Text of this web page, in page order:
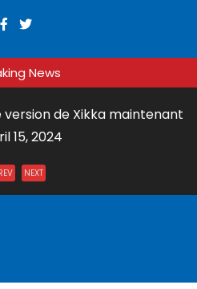
News
de Xikka maintenant
15, 2024
et en boutique ...
à tous nos Clients et
NEXT